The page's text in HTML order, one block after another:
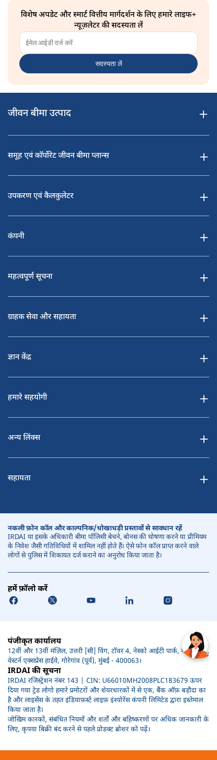
विशेष अपडेट और स्मार्ट वित्तीय मार्गदर्शन के लिए हमारे लाइफ+
न्यूज़लेटर की सदस्यता लें
सदस्यता लें
जीवन बीमा उत्पाद
समूह एवं कॉर्पोरेट जीवन बीमा प्लान्स
उपकरण एवं कैलकुलेटर
कंपनी
महत्वपूर्ण सूचना
ग्राहक सेवा और सहायता
ज्ञान केंद्र
हमारे सहयोगी
अन्य लिंक्स
सहायता
नकली फ़ोन कॉल और काल्पनिक/धोखाधड़ी प्रस्तावों से सावधान रहें
IRDAI या इसके अधिकारी बीमा पॉलिसी बेचने, बोनस की घोषणा करने या प्रीमियम
के निवेश जैसी गतिविधियों में शामिल नहीं होते हैं। ऐसे फोन कॉल प्राप्त करने वाले
लोगों से पुलिस में शिकायत दर्ज कराने का अनुरोध किया जाता है।
हमें फ़ॉलो करें
पंजीकृत कार्यालय
12वीं और 13वीं मंज़िल, उत्तरी [सी] विंग, टॉवर 4, नेस्को आईटी पार्क, नेस्को सेंटर,
वेस्टर्न एक्सप्रेस हाईवे, गोरेगांव (पूर्व), मुंबई - 400063।
IRDAI की सूचना
IRDAI रजिस्ट्रेशन नंबर 143 | CIN: U66010MH2008PLC183679 ऊपर
दिया गया ट्रेड लोगो हमारे प्रमोटरों और शेयरधारकों में से एक, बैंक ऑफ़ बड़ौदा का
है और लाइसेंस के तहत इंडियाफ़र्स्ट लाइफ़ इंश्योरेंस कंपनी लिमिटेड द्वारा इस्तेमाल
किया जाता है।
जोखिम कारकों, संबंधित नियमों और शर्तों और बहिष्करणों पर अधिक जानकारी के
लिए, कृपया बिक्री बंद करने से पहले प्रोडक्ट ब्रोशर को पढ़ें।